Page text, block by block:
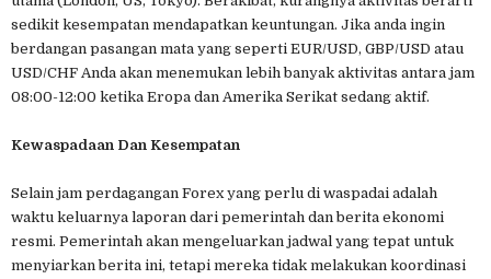
sedikit kesempatan mendapatkan keuntungan. Jika anda ingin
berdangan pasangan mata yang seperti EUR/USD, GBP/USD atau
USD/CHF Anda akan menemukan lebih banyak aktivitas antara jam
08:00-12:00 ketika Eropa dan Amerika Serikat sedang aktif.
Kewaspadaan Dan Kesempatan
Selain jam perdagangan Forex yang perlu di waspadai adalah
waktu keluarnya laporan dari pemerintah dan berita ekonomi
resmi. Pemerintah akan mengeluarkan jadwal yang tepat untuk
menyiarkan berita ini, tetapi mereka tidak melakukan koordinasi